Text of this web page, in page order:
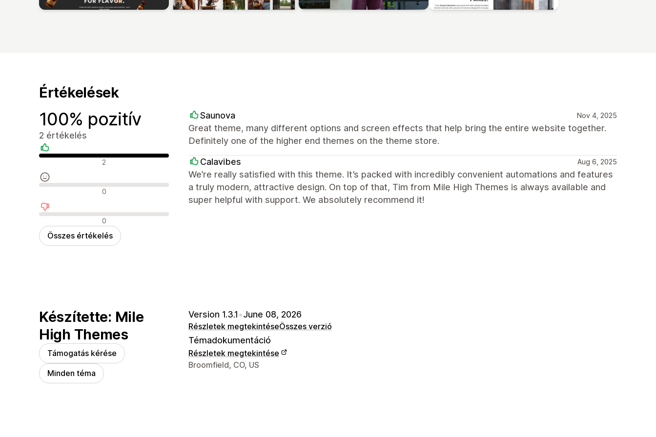
Értékelések
100% pozitív
2 értékelés
Pozitív értékelések
2
Semleges értékelések
0
Negatív értékelések
0
Összes értékelés
Saunova Nov 4, 2025
Great theme, many different options and screen effects that help bring the entire website together.
Definitely one of the higher end themes on the theme store.
Calavibes Aug 6, 2025
We’re really satisfied with this theme. It’s packed with incredibly convenient automations and features
a truly modern, attractive design. On top of that, Tim from Mile High Themes is always available and
super helpful with support. We absolutely recommend it!
Készítette: Mile
High Themes
Támogatás kérése
Minden téma
Version 1.3.1•June 08, 2026
Részletek megtekintéseÖsszes verzió
Témadokumentáció
Részletek megtekintése
Dizájner kapcsolattartási adatai
Broomfield, CO, US